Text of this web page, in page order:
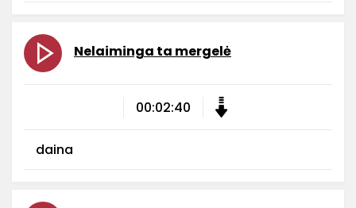
Nelaiminga ta mergelė
00:02:40
daina